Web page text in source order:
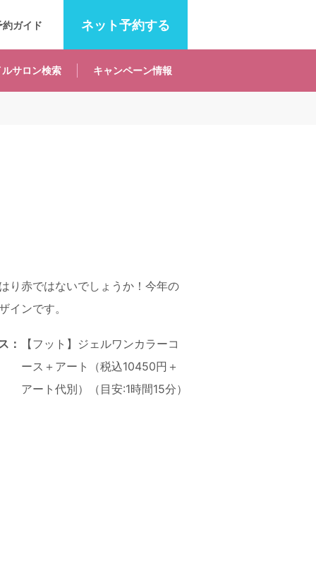
ネット予約する
サロン検索 キャンペーン情報
約ガイド
り赤ではないでしょうか！今年の
インです。
：
【フット】ジェルワンカラーコ
ース＋アート（税込10450円＋
アート代別）（目安:1時間15分）